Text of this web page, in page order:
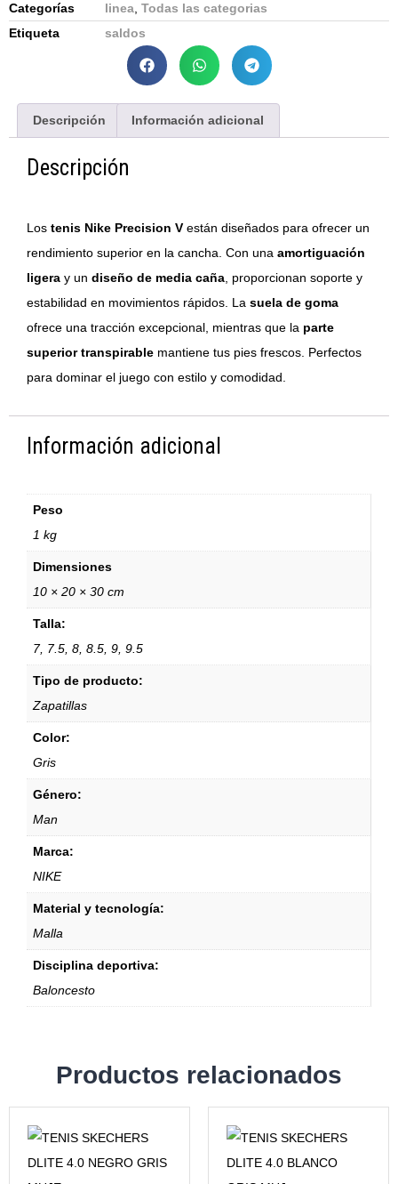
Categorías
linea, Todas las categorias
Etiqueta
saldos
Descripción Información adicional
Descripción
Los tenis Nike Precision V están diseñados para ofrecer un
rendimiento superior en la cancha. Con una amortiguación
ligera y un diseño de media caña , proporcionan soporte y
estabilidad en movimientos rápidos. La suela de goma
ofrece una tracción excepcional, mientras que la parte
superior transpirable mantiene tus pies frescos. Perfectos
para dominar el juego con estilo y comodidad.
Información adicional
Peso
1 kg
Dimensiones
10 × 20 × 30 cm
Talla:
7, 7.5, 8, 8.5, 9, 9.5
Tipo de producto:
Zapatillas
Color:
Gris
Género:
Man
Marca:
NIKE
Material y tecnología:
Malla
Disciplina deportiva:
Baloncesto
Productos relacionados